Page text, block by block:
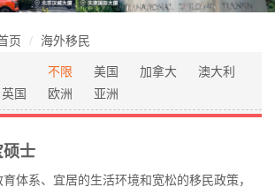
页 海外移民
不限 美国 加拿大
澳大利
英国 欧洲 亚洲
硕士
体系、宜居的生活环境和宽松的移民政策，